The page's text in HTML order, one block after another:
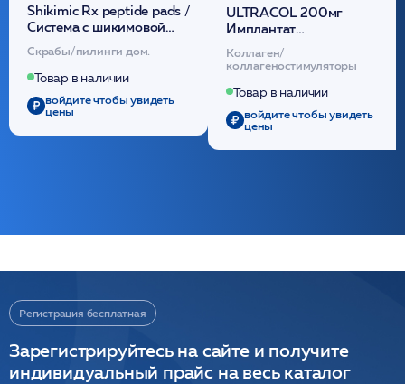
Shikimic Rx peptide pads /
Cистема с шикимовой
кислотой обновляющая
(30шт) /HP
Скрабы/пилинги дом.
Товар в наличии
войдите чтобы увидеть
цены
ULTRACOL 200мг
Имплантат
внутридермальный,
стерильный на основе
полидиоксанона
/ULTRACOL
Коллаген/
коллагеностимуляторы
Товар в наличии
войдите чтобы увидеть
цены
Регистрация бесплатная
Зарегистрируйтесь на сайте и получите
индивидуальный прайс на весь каталог